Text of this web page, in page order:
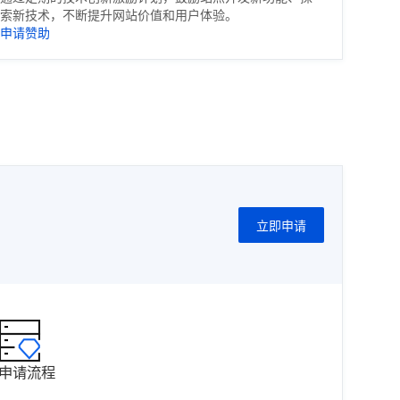
索新技术，不断提升网站价值和用户体验。
申请赞助
立即申请
请流程